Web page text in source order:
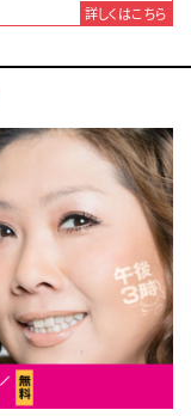
詳しくはこちら